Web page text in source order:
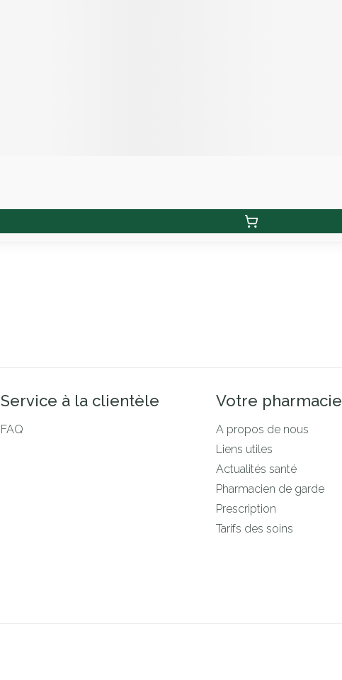
Service à la clientèle
FAQ
Votre pharmacie
A propos de nous
Liens utiles
Actualités santé
Pharmacien de garde
Prescription
Tarifs des soins